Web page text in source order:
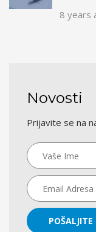
8 years
Novosti
Prijavite se na
POŠALJITE